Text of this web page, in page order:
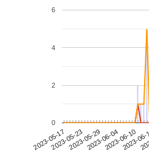
2023-05-172023-05-232023-05-292023-06-042023-06-10
2023-
0
2
4
6